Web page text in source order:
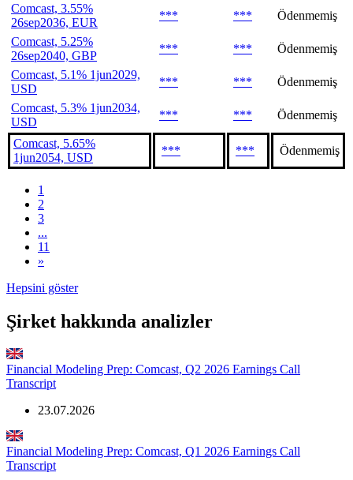
Comcast, 3.55%
26sep2036, EUR
*** ***
Ödenmemiş
Comcast, 5.25%
26sep2040, GBP
*** ***
Ödenmemiş
Comcast, 5.1% 1jun2029,
USD
*** ***
Ödenmemiş
Comcast, 5.3% 1jun2034,
USD
*** *** Ödenmemiş
Comcast, 5.65%
1jun2054, USD
*** *** Ödenmemiş
1
2
3
...
11
»
Hepsini göster
Şirket hakkında analizler
Financial Modeling Prep: Comcast, Q2 2026 Earnings Call
Transcript
23.07.2026
Financial Modeling Prep: Comcast, Q1 2026 Earnings Call
Transcript